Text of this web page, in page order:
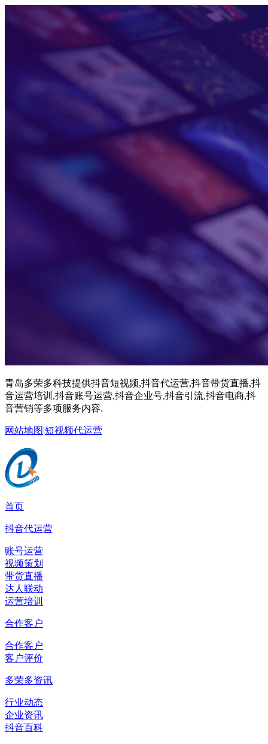
青岛多荣多科技提供抖音短视频,抖音代运营,抖音带货直播,抖
音运营培训,抖音账号运营,抖音企业号,抖音引流,抖音电商,抖
音营销等多项服务内容.
网站地图|短视频代运营
首页
抖音代运营
账号运营
视频策划
带货直播
达人联动
运营培训
合作客户
合作客户
客户评价
多荣多资讯
行业动态
企业资讯
抖音百科